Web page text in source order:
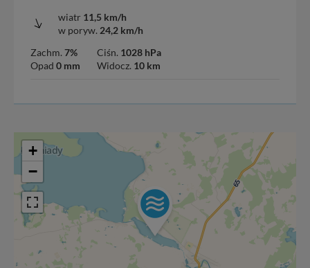
wiatr 11,5 km/h
w poryw. 24,2 km/h
Zachm. 7%
Opad 0 mm
Ciśn. 1028 hPa
Widocz. 10 km
+
−